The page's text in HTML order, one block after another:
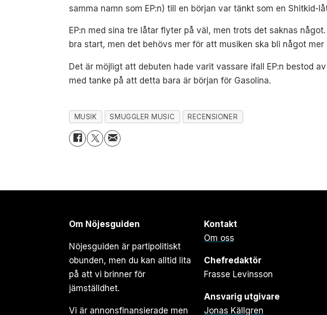
samma namn som EP:n) till en början var tänkt som en Shitkid-
EP:n med sina tre låtar flyter på väl, men trots det saknas
bra start, men det behövs mer för att musiken ska bli något
Det är möjligt att debuten hade varit vassare ifall EP:n bestod
med tanke på att detta bara är början för Gasolina.
MUSIK SMUGGLER MUSIC RECENSIONER
Om Nöjesguiden
Nöjesguiden är partipolitiskt
obunden, men du kan alltid lita
på att vi brinner för
jämställdhet.
Vi är annonsfinansierade men
Kontakt
Om oss
Chefredaktör
Frasse Levinsson
Ansvarig utgivare
Jonas Källgren